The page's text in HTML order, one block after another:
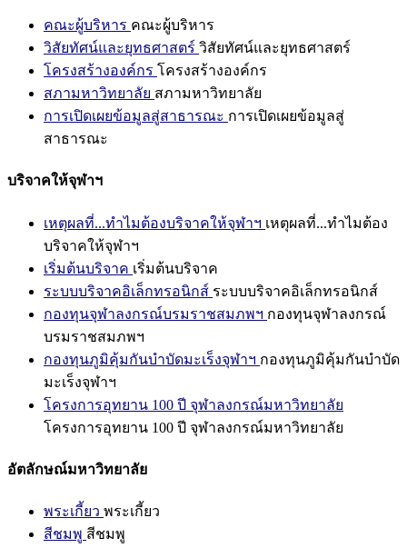
คณะผู้บริหาร คณะผู้บริหาร
วิสัยทัศน์และยุทธศาสตร์ วิสัยทัศน์และยุทธศาสตร์
โครงสร้างองค์กร โครงสร้างองค์กร
สภามหาวิทยาลัย สภามหาวิทยาลัย
การเปิดเผยข้อมูลสู่สาธารณะ การเปิดเผยข้อมูลสู่
สาธารณะ
บริจาคให้จุฬาฯ
เหตุผลที่...ทำไมต้องบริจาคให้จุฬาฯ เหตุผลที่...ทำไมต้อง
บริจาคให้จุฬาฯ
เริ่มต้นบริจาค เริ่มต้นบริจาค
ระบบบริจาคอิเล็กทรอนิกส์ ระบบบริจาคอิเล็กทรอนิกส์
กองทุนจุฬาลงกรณ์บรมราชสมภพฯ กองทุนจุฬาลงกรณ์
บรมราชสมภพฯ
กองทุนภูมิคุ้มกันบำบัดมะเร็งจุฬาฯ กองทุนภูมิคุ้มกันบำบัด
มะเร็งจุฬาฯ
โครงการอุทยาน 100 ปี จุฬาลงกรณ์มหาวิทยาลัย
โครงการอุทยาน 100 ปี จุฬาลงกรณ์มหาวิทยาลัย
อัตลักษณ์มหาวิทยาลัย
พระเกี้ยว พระเกี้ยว
สีชมพู สีชมพู